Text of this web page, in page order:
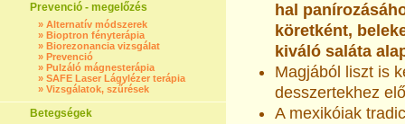
Prevenció - megelőzés
» Alternatív módszerek
» Bioptron fényterápia
» Biorezonancia vizsgálat
» Prevenció
» Pulzáló mágnesterápia
» SAFE Laser Lágylézer terápia
» Vizsgálatok, szűrések
Betegségek
hal
köretként,
kiváló saláta
Magjából liszt is
desszertekhez
A mexikóiak